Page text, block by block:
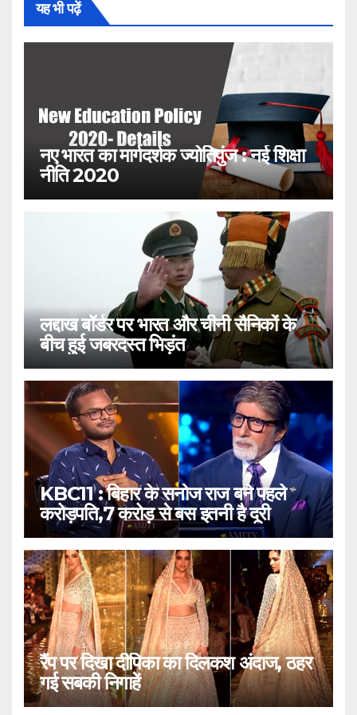
यह भी पढ़ें
नए भारत का मार्गदर्शक ज्योतिपुंज : नई शिक्षा
नीति 2020
लद्दाख बॉर्डर पर भारत और चीनी सैनिकों के
बीच हुई जबरदस्त भिड़ंत
KBC11 : बिहार के सनोज राज बने पहले
करोड़पति,7 करोड़ से बस इतनी है दूरी
रैंप पर दिखा दीपिका का दिलकश अंदाज, ठहर
गई सबकी निगाहें